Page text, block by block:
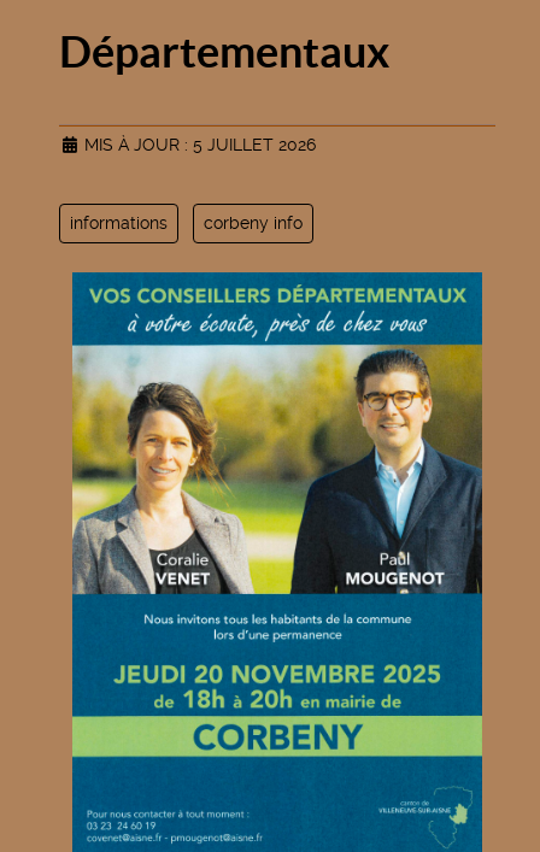
Départementaux
MIS À JOUR : 5 JUILLET 2026
informations corbeny info